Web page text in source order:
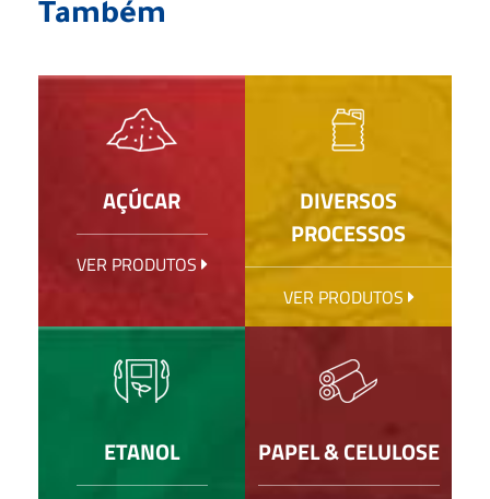
Também
AÇÚCAR
VER PRODUTOS
DIVERSOS
PROCESSOS
VER PRODUTOS
ETANOL PAPEL & CELULOSE